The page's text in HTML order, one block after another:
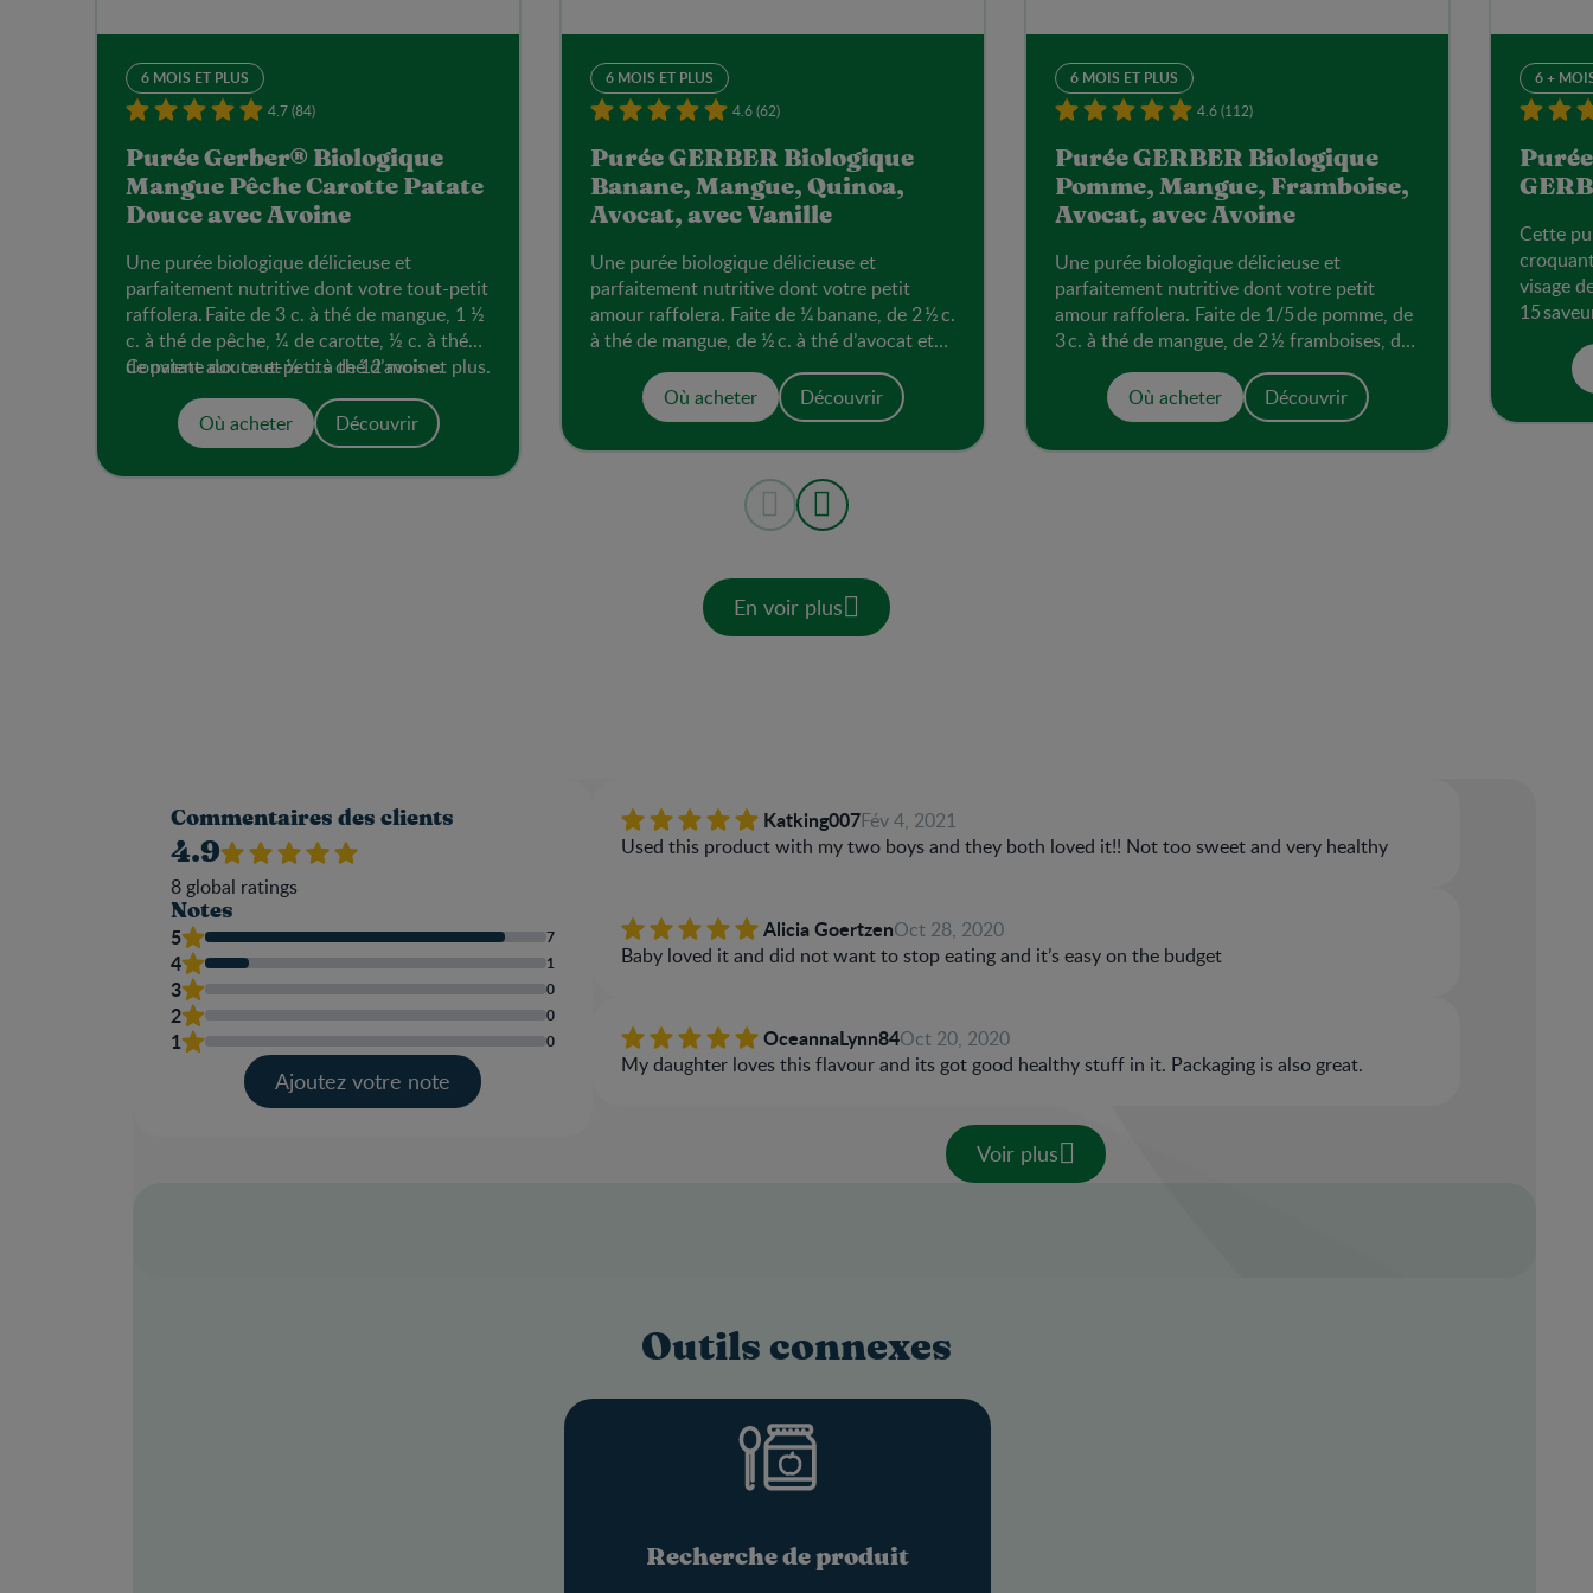
6 MOIS ET PLUS
4.7 (84)
Purée Gerber® Biologique
Mangue Pêche Carotte Patate
Douce avec Avoine
Une purée biologique délicieuse et
parfaitement nutritive dont votre tout-petit
raffolera. Faite de 3 c. à thé de mangue, 1 ½
c. à thé de pêche, ¼ de carotte, ½ c. à thé
de patate douce et ½ c. à thé d’avoine.
Convient aux tout-petits de 12 mois et plus.
Où acheter Découvrir
6 MOIS ET PLUS
4.6 (62)
Purée GERBER Biologique
Banane, Mangue, Quinoa,
Avocat, avec Vanille
Une purée biologique délicieuse et
parfaitement nutritive dont votre petit
amour raffolera. Faite de ¼ banane, de 2 ½ c.
à thé de mangue, de ½ c. à thé d’avocat et
de ½ c. à thé de quinoa.
Où acheter
Découvrir
6 MOIS ET PLUS
4.6 (112)
Purée GERBER Biologique
Pomme, Mangue, Framboise,
Avocat, avec Avoine
Une purée biologique délicieuse et
parfaitement nutritive dont votre petit
amour raffolera. Faite de 1/5 de pomme, de
3 c. à thé de mangue, de 2 ½ framboises, de
¼ c. à thé d’avocat et de ½ c. à thé d’avoine.
Où acheter
Découvrir
6 +
Cette
visage
15
En voir plus
Commentaires des clients
4.9
8 global ratings
Notes
5 7
4 1
3 0
2 0
1 0
Ajoutez votre note
Katking007Fév 4, 2021
Used this product with my two boys and they both loved it!! Not too sweet and very healthy
Alicia GoertzenOct 28, 2020
Baby loved it and did not want to stop eating and it’s easy on the budget
OceannaLynn84Oct 20, 2020
My daughter loves this flavour and its got good healthy stuff in it. Packaging is also great.
Voir plus
Outils connexes
Recherche de produit